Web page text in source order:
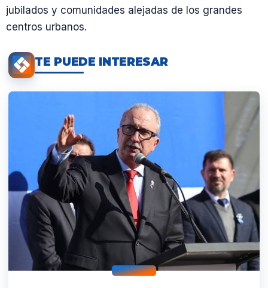
jubilados y comunidades alejadas de los grandes
centros urbanos.
TE PUEDE INTERESAR